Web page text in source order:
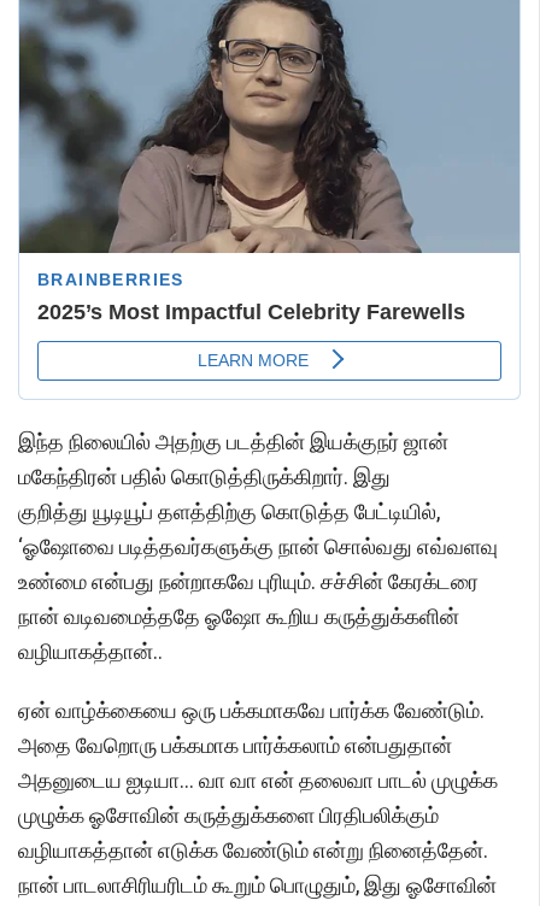
இந்த நிலையில் அதற்கு படத்தின் இயக்குநர் ஜான்
மகேந்திரன் பதில் கொடுத்திருக்கிறார். இது
குறித்து யூடியூப் தளத்திற்கு கொடுத்த பேட்டியில்,
‘ஓஷோவை படித்தவர்களுக்கு நான் சொல்வது எவ்வளவு
உண்மை என்பது நன்றாகவே புரியும். சச்சின் கேரக்டரை
நான் வடிவமைத்ததே ஓஷோ கூறிய கருத்துக்களின்
வழியாகத்தான்..
ஏன் வாழ்க்கையை ஒரு பக்கமாகவே பார்க்க வேண்டும்.
அதை வேறொரு பக்கமாக பார்க்கலாம் என்பதுதான்
அதனுடைய ஐடியா... வா வா என் தலைவா பாடல் முழுக்க
முழுக்க ஓசோவின் கருத்துக்களை பிரதிபலிக்கும்
வழியாகத்தான் எடுக்க வேண்டும் என்று நினைத்தேன்.
நான் பாடலாசிரியரிடம் கூறும் பொழுதும், இது ஓசோவின்